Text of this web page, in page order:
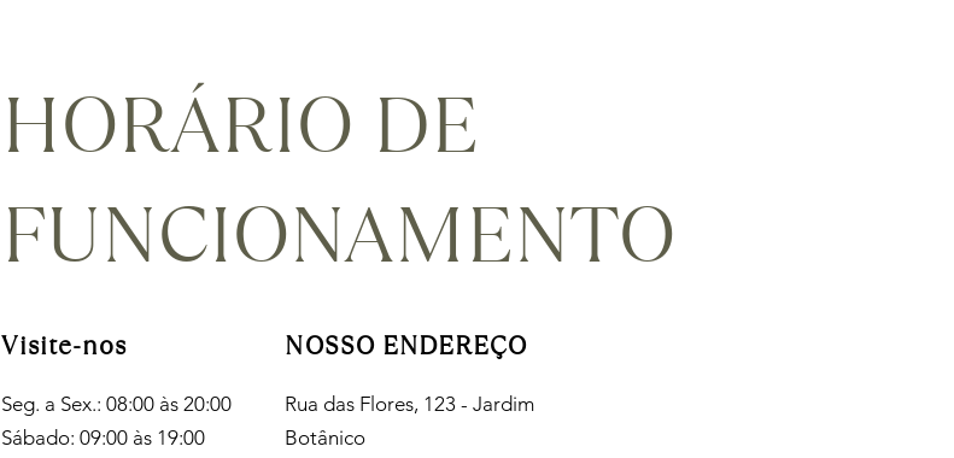
HORÁRIO DE
FUNCIONAMENTO
Visite-nos
Seg. a Sex.: 08:00 às 20:00
Sábado: 09:00 às 19:00
NOSSO ENDEREÇO
Rua das Flores, 123 - Jardim
Botânico